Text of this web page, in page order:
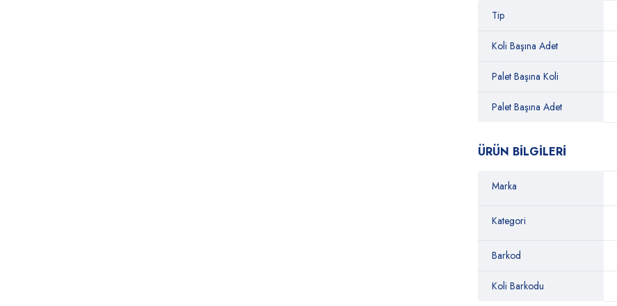
Tip
Koli Başına Adet
Palet Başına Koli
Palet Başına Adet
ÜRÜN BİLGİLERİ
Marka
Kategori
Barkod
Koli Barkodu